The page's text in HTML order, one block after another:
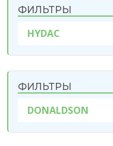
ФИЛЬТРЫ
HYDAC
ФИЛЬТРЫ
DONALDSON